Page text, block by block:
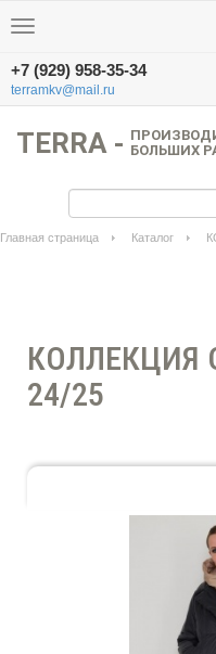
Меню
+7 (929) 958-35-34
terramkv@mail.ru
TERRA - БОЛЬШИХ
Главная страница Каталог
КОЛЛЕКЦИЯ
24/25